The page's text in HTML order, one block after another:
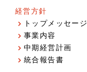
経営方針
トップメッセージ
事業内容
中期経営計画
統合報告書